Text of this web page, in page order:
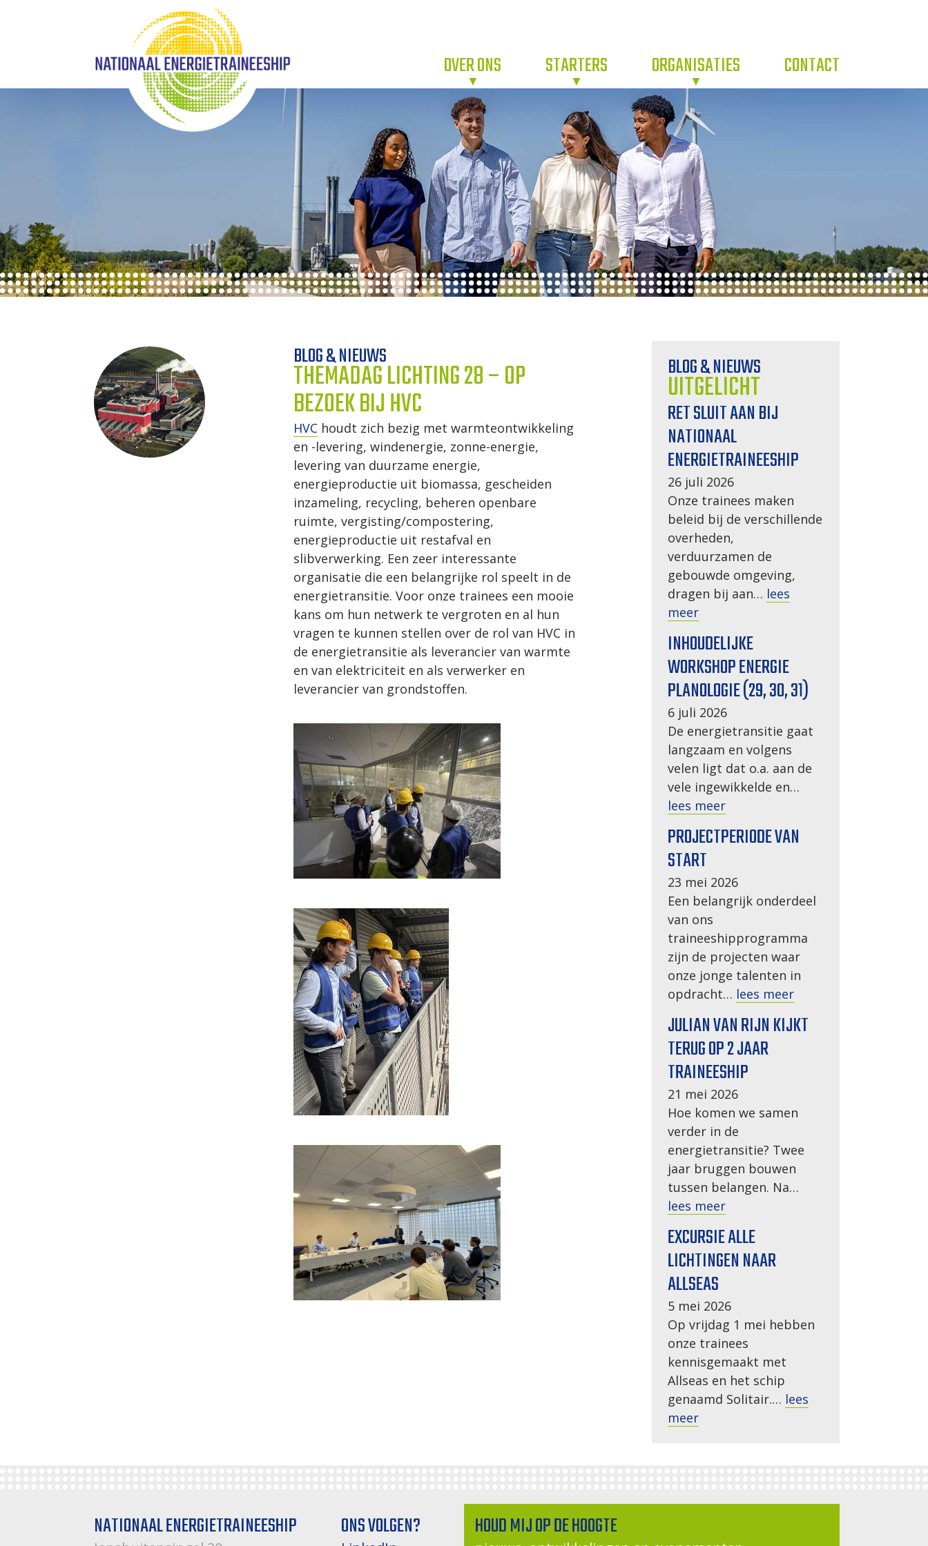
OVER ONS STARTERS ORGANISATIES CONTACT
BLOG & NIEUWS
THEMADAG LICHTING 28 – OP
BEZOEK BIJ HVC
HVChoudt zich bezig met warmteontwikkeling
en -levering, windenergie, zonne-energie,
levering van duurzame energie,
energieproductie uit biomassa, gescheiden
inzameling, recycling, beheren openbare
ruimte, vergisting/compostering,
energieproductie uit restafval en
slibverwerking. Een zeer interessante
organisatie die een belangrijke rol speelt in de
energietransitie. Voor onze trainees een mooie
kans om hun netwerk te vergroten en al hun
vragen te kunnen stellen over de rol van HVC in
de energietransitie als leverancier van warmte
en van elektriciteit en als verwerker en
leverancier van grondstoffen.
BLOG & NIEUWS
UITGELICHT
RET SLUIT AAN BIJ
NATIONAAL
ENERGIETRAINEESHIP
26 juli 2026
Onze trainees maken
beleid bij de verschillende
overheden,
verduurzamen de
gebouwde omgeving,
dragen bij aan… lees
meer
INHOUDELIJKE
WORKSHOP ENERGIE
PLANOLOGIE (29, 30, 31)
6 juli 2026
De energietransitie gaat
langzaam en volgens
velen ligt dat o.a. aan de
vele ingewikkelde en…
lees meer
PROJECTPERIODE VAN
START
23 mei 2026
Een belangrijk onderdeel
van ons
traineeshipprogramma
zijn de projecten waar
onze jonge talenten in
opdracht… lees meer
JULIAN VAN RIJN KIJKT
TERUG OP 2 JAAR
TRAINEESHIP
21 mei 2026
Hoe komen we samen
verder in de
energietransitie? Twee
jaar bruggen bouwen
tussen belangen. Na…
lees meer
EXCURSIE ALLE
LICHTINGEN NAAR
ALLSEAS
5 mei 2026
Op vrijdag 1 mei hebben
onze trainees
kennisgemaakt met
Allseas en het schip
genaamd Solitair.… lees
meer
NATIONAAL ENERGIETRAINEESHIP ONS VOLGEN? HOUD MIJ OP DE HOOGTE